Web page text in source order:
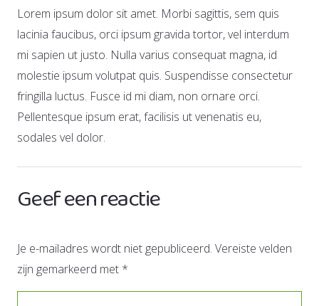
Lorem ipsum dolor sit amet. Morbi sagittis, sem quis
lacinia faucibus, orci ipsum gravida tortor, vel interdum
mi sapien ut justo. Nulla varius consequat magna, id
molestie ipsum volutpat quis. Suspendisse consectetur
fringilla luctus. Fusce id mi diam, non ornare orci.
Pellentesque ipsum erat, facilisis ut venenatis eu,
sodales vel dolor.
Geef een reactie
Je e-mailadres wordt niet gepubliceerd. Vereiste velden
zijn gemarkeerd met *